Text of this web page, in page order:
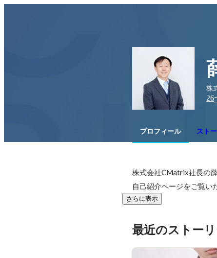
株
26
プロフィール スト
株式会社CMatrix社長の薛
自己紹介ページをご覧い
さらに表示
最近のストー